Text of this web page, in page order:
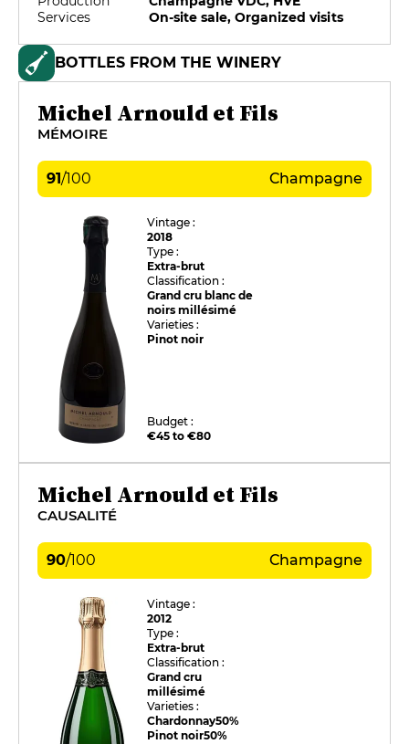
Services
On-site sale, Organized visits
BOTTLES FROM THE WINERY
Michel Arnould et Fils
MÉMOIRE
91/100 Champagne
Vintage :
2018
Type :
Extra-brut
Classification :
Grand cru blanc de
noirs millésimé
Varieties :
Pinot noir
Budget :
€45 to €80
Michel Arnould et Fils
CAUSALITÉ
90/100 Champagne
Vintage :
2012
Type :
Extra-brut
Classification :
Grand cru
millésimé
Varieties :
Chardonnay50%
Pinot noir50%